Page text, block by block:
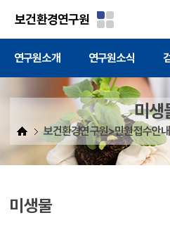
보건환경연구원
연구원소개 연구원소식
미생
보건환경연구원>민원접수안
미생물